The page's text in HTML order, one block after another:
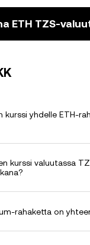
ETH TZS-
kurssi yhdelle ETH-
kurssi valuutassa
rahaketta on